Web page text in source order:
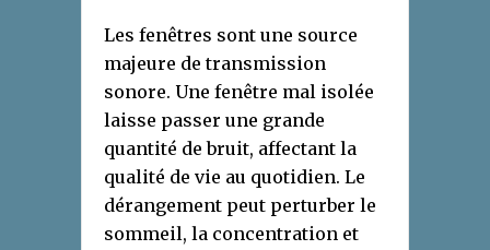
Les fenêtres sont une source
majeure de transmission
sonore. Une fenêtre mal isolée
laisse passer une grande
quantité de bruit, affectant la
qualité de vie au quotidien. Le
dérangement peut perturber le
sommeil, la concentration et